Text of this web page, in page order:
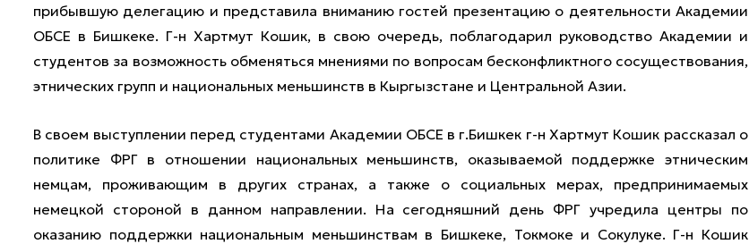
прибывшую делегацию и представила вниманию гостей презентацию о деятельности Академии
ОБСЕ в Бишкеке. Г-н Хартмут Кошик, в свою очередь, поблагодарил руководство Академии и
студентов за возможность обменяться мнениями по вопросам бесконфликтного сосуществования,
этнических групп и национальных меньшинств в Кыргызстане и Центральной Азии.
В своем выступлении перед студентами Академии ОБСЕ в г.Бишкек г-н Хартмут Кошик рассказал о
политике ФРГ в отношении национальных меньшинств, оказываемой поддержке этническим
немцам, проживающим в других странах, а также о социальных мерах, предпринимаемых
немецкой стороной в данном направлении. На сегодняшний день ФРГ учредила центры по
оказанию поддержки национальным меньшинствам в Бишкеке, Токмоке и Сокулуке. Г-н Кошик